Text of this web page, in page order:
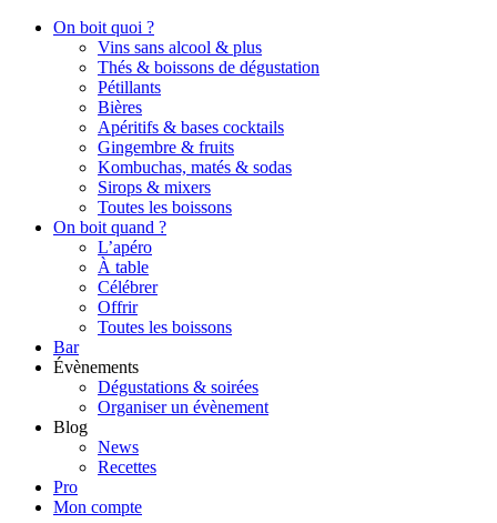
On boit quoi ?
Vins sans alcool & plus
Thés & boissons de dégustation
Pétillants
Bières
Apéritifs & bases cocktails
Gingembre & fruits
Kombuchas, matés & sodas
Sirops & mixers
Toutes les boissons
On boit quand ?
L’apéro
À table
Célébrer
Offrir
Toutes les boissons
Bar
Évènements
Dégustations & soirées
Organiser un évènement
Blog
News
Recettes
Pro
Mon compte